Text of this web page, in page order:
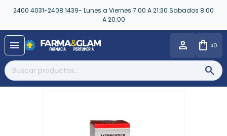
2400 4031-2408 1439- Lunes a Viernes 7:00 A 21:30 Sabados 8:00
A 20:00
menu $0